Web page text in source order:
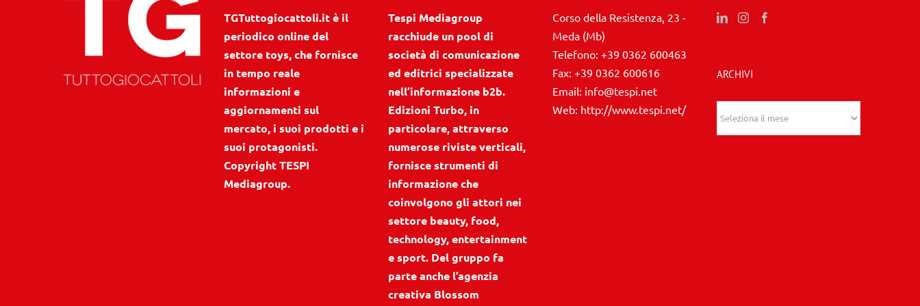
TGTuttogiocattoli.it è il
periodico online del
settore toys, che fornisce
in tempo reale
informazioni e
aggiornamenti sul
mercato, i suoi prodotti e i
suoi protagonisti.
Copyright TESPI
Mediagroup.
Tespi Mediagroup
racchiude un pool di
società di comunicazione
ed editrici specializzate
nell’informazione b2b.
Edizioni Turbo, in
particolare, attraverso
numerose riviste verticali,
fornisce strumenti di
informazione che
coinvolgono gli attori nei
settore beauty, food,
technology, entertainment
e sport. Del gruppo fa
parte anche l’agenzia
creativa Blossom
Corso della Resistenza, 23 -
Meda (Mb)
Telefono: +39 0362 600463
Fax: +39 0362 600616
Email: info@tespi.net
Web: http://www.tespi.net/
ARCHIVI